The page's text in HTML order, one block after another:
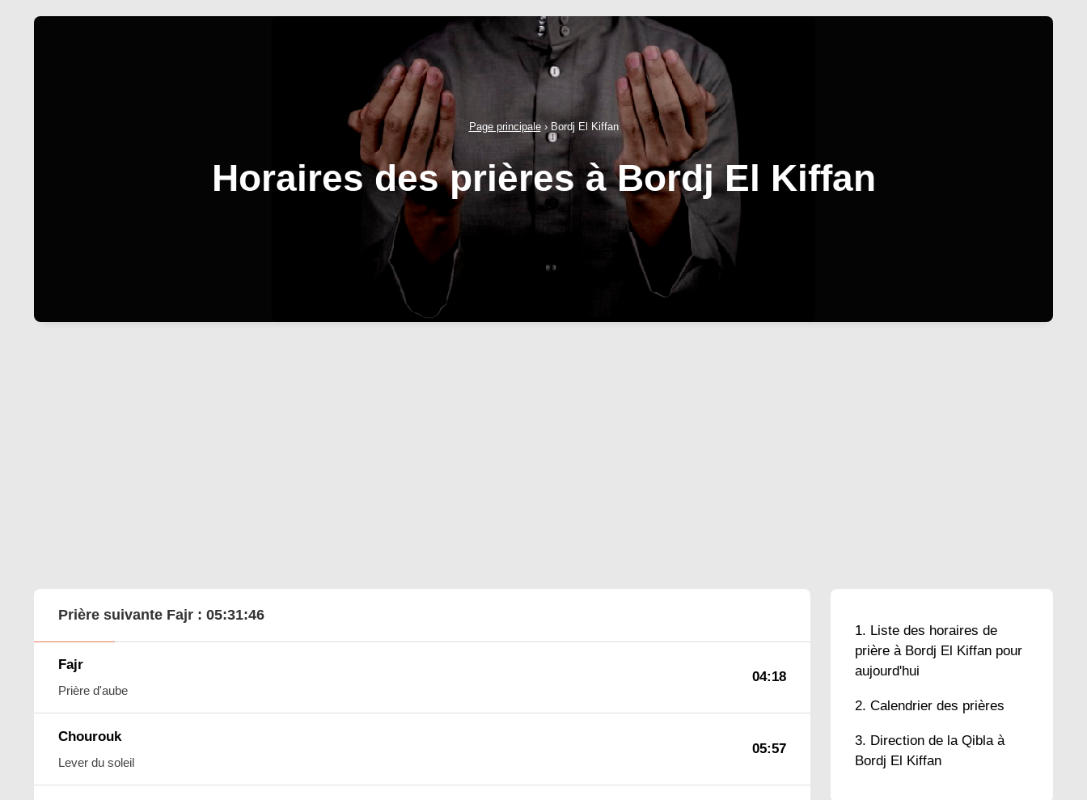
Page principale› Bordj El Kiffan
Horaires des prières à Bordj El Kiffan
Liste des horaires de
prière à Bordj El Kiffan pour
aujourd'hui
Calendrier des prières
Direction de la Qibla à
Bordj El Kiffan
Prière suivante Fajr : 05:31:45
Fajr
Prière d'aube
04:18
Chourouk
Lever du soleil
05:57